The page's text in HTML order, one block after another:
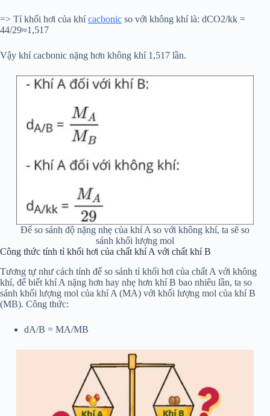
=> Tỉ khối hơi của khícacbonic so với không khí là: dCO2/kk =
44/29≈1,517
Vậy khí cacbonic nặng hơn không khí 1,517 lần.
Để so sánh độ nặng nhẹ của khí A so với không khí, ta sẽ so
sánh khối lượng mol
Công thức tính tỉ khối hơi của chất khí A với chất khí B
Tương tự như cách tính để so sánh tỉ khối hơi của chất A với không
khí, để biết khí A nặng hơn hay nhẹ hơn khí B bao nhiêu lần, ta so
sánh khối lượng mol của khí A (MA) với khối lượng mol của khí B
(MB). Công thức:
dA/B = MA/MB